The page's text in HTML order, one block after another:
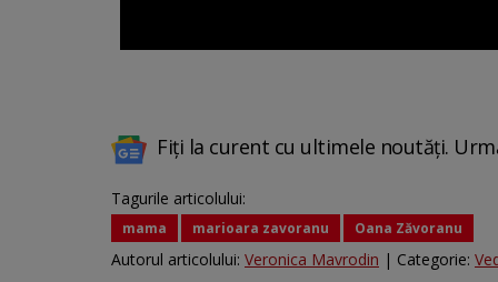
Fiți la curent cu ultimele noutăți.
Tagurile articolului:
mama marioara zavoranu Oana Zăvoranu
Autorul articolului: Veronica Mavrodin | Categorie: